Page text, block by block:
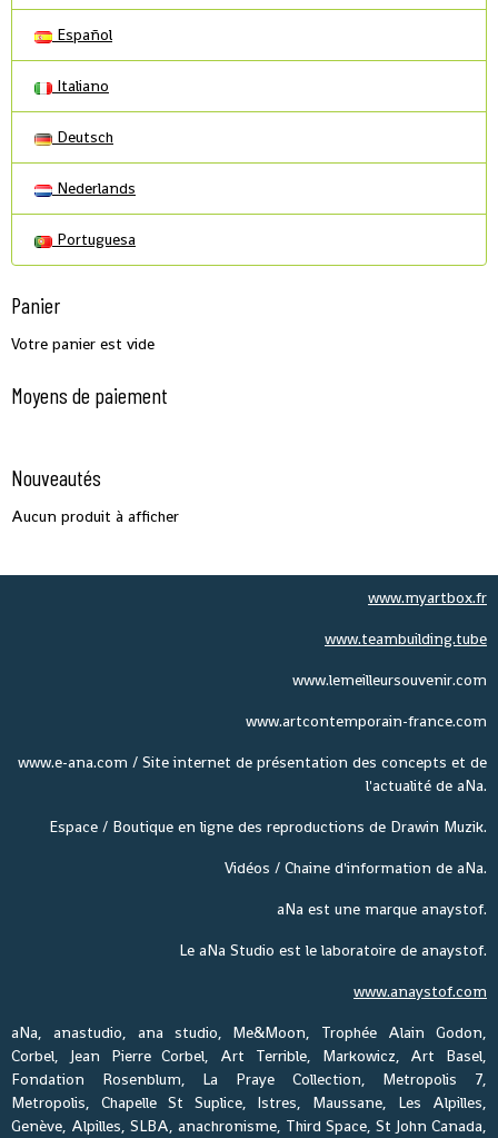
Español
Italiano
Deutsch
Nederlands
Portuguesa
Panier
Votre panier est vide
Moyens de paiement
Nouveautés
Aucun produit à afficher
www.myartbox.fr
www.teambuilding.tube
www.lemeilleursouvenir.com
www.artcontemporain-france.com
www.e-ana.com / Site internet de présentation des concepts et de
l'actualité de aNa.
Espace / Boutique en ligne des reproductions de Drawin Muzik.
Vidéos / Chaine d'information de aNa.
aNa est une marque anaystof.
Le aNa Studio est le laboratoire de anaystof.
www.anaystof.com
aNa, anastudio, ana studio, Me&Moon, Trophée Alain Godon,
Corbel, Jean Pierre Corbel, Art Terrible, Markowicz, Art Basel,
Fondation Rosenblum, La Praye Collection, Metropolis 7,
Metropolis, Chapelle St Suplice, Istres, Maussane, Les Alpilles,
Genève, Alpilles, SLBA, anachronisme, Third Space, St John Canada,